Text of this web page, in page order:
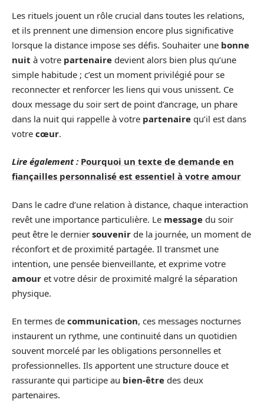
Les rituels jouent un rôle crucial dans toutes les relations,
et ils prennent une dimension encore plus significative
lorsque la distance impose ses défis. Souhaiter une bonne
nuit à votre partenaire devient alors bien plus qu’une
simple habitude ; c’est un moment privilégié pour se
reconnecter et renforcer les liens qui vous unissent. Ce
doux message du soir sert de point d’ancrage, un phare
dans la nuit qui rappelle à votre partenaire qu’il est dans
votre cœur.
Lire également : Pourquoi un texte de demande en
fiançailles personnalisé est essentiel à votre amour
Dans le cadre d’une relation à distance, chaque interaction
revêt une importance particulière. Le message du soir
peut être le dernier souvenir de la journée, un moment de
réconfort et de proximité partagée. Il transmet une
intention, une pensée bienveillante, et exprime votre
amour et votre désir de proximité malgré la séparation
physique.
En termes de communication, ces messages nocturnes
instaurent un rythme, une continuité dans un quotidien
souvent morcelé par les obligations personnelles et
professionnelles. Ils apportent une structure douce et
rassurante qui participe au bien-être des deux
partenaires.